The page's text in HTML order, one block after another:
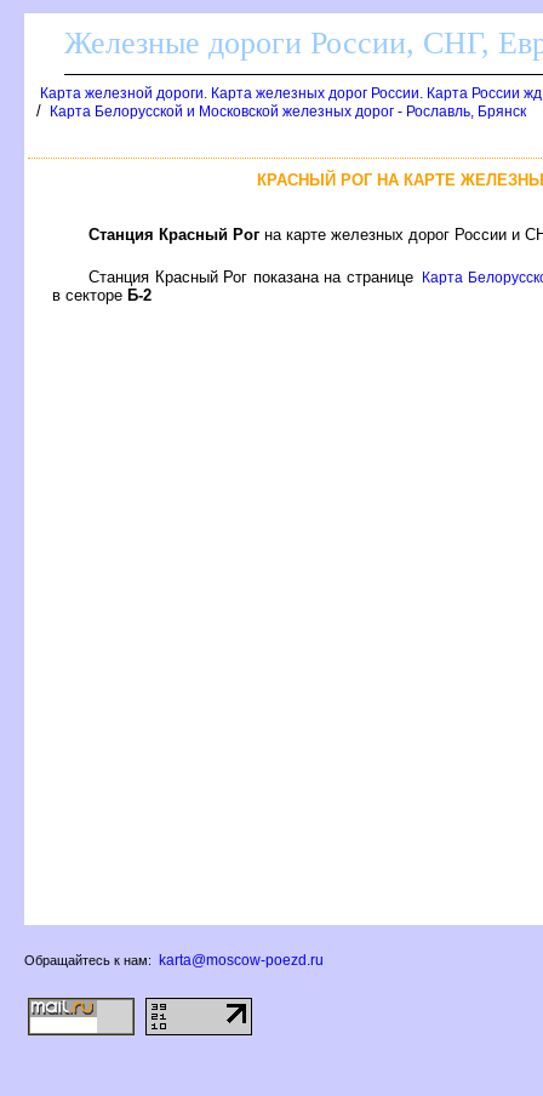
Железные дороги России, СНГ,
Карта железной дороги. Карта железных дорог России. Карта России
/ Карта Белорусской и Московской железных дорог - Рославль, Брянск
КРАСНЫЙ РОГ НА КАРТЕ
Станция Красный Ро на карте железных дорог России и
Станция Красный Рог показана на странице Карта
секторе Б-2
Обращайтесь к нам: karta@moscow-poezd.ru